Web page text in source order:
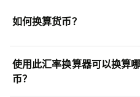
如何换算货币？
使用此汇率换算器可以换算
币？